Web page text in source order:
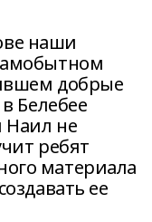
наши
добрые
Белебее
Наил не
ребят
материала
ее